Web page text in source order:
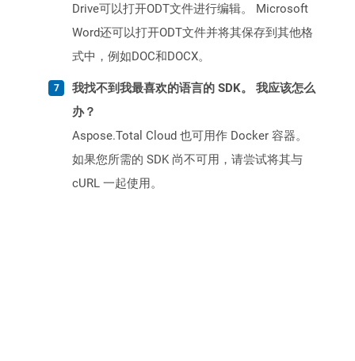
Drive可以打开ODT文件进行编辑。 Microsoft
Word还可以打开ODT文件并将其保存到其他格
式中，例如DOC和DOCX。
我找不到我最喜欢的语言的 SDK。 我应该怎么
办？
Aspose.Total Cloud 也可用作 Docker 容器。
如果您所需的 SDK 尚不可用，请尝试将其与
cURL 一起使用。